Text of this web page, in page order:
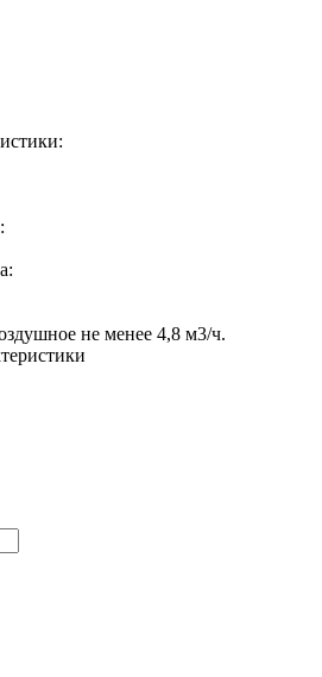
не менее 4,8 м3/ч.